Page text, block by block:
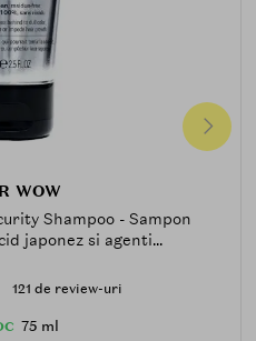
WOW
Shampoo - Sampon
japonez si agenti...
121 de review-uri
75 ml